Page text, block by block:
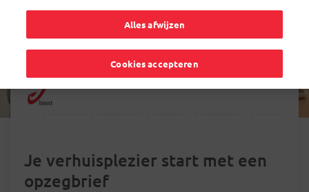
Je verhuisplezier start met een
opzegbrief
Alles afwijzen
Cookies accepteren